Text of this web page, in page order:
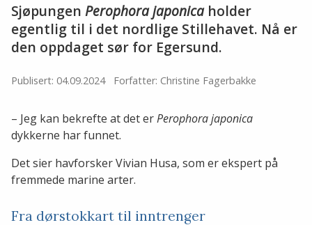
Sjøpungen Perophora japonicaholder
egentlig til i det nordlige Stillehavet. Nå er
den oppdaget sør for Egersund.
Publisert: 04.09.2024 Forfatter: Christine Fagerbakke
– Jeg kan bekrefte at det erPerophora japonica
dykkerne har funnet.
Det sier havforsker Vivian Husa, som er ekspert på
fremmede marine arter.
Fra dørstokkart til inntrenger